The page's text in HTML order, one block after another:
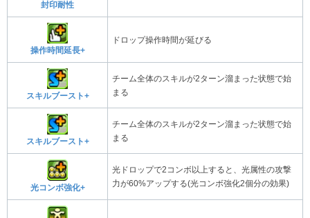
封印耐性
操作時間延長+
ドロップ操作時間が延びる
スキルブースト+
チーム全体のスキルが2ターン溜まった状態で始
まる
スキルブースト+
チーム全体のスキルが2ターン溜まった状態で始
まる
光コンボ強化+
光ドロップで2コンボ以上すると、光属性の攻撃
力が60%アップする(光コンボ強化2個分の効果)